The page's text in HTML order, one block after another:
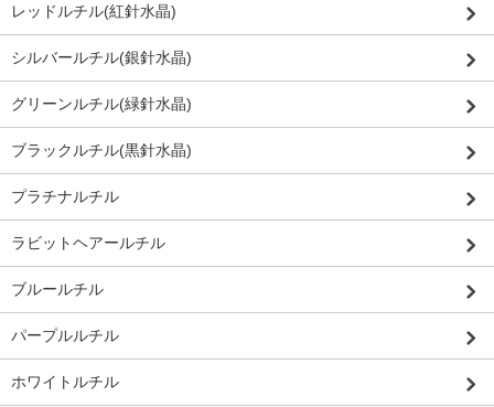
レッドルチル(紅針水晶)
シルバールチル(銀針水晶)
グリーンルチル(緑針水晶)
ブラックルチル(黒針水晶)
プラチナルチル
ラビットヘアールチル
ブルールチル
パープルルチル
ホワイトルチル